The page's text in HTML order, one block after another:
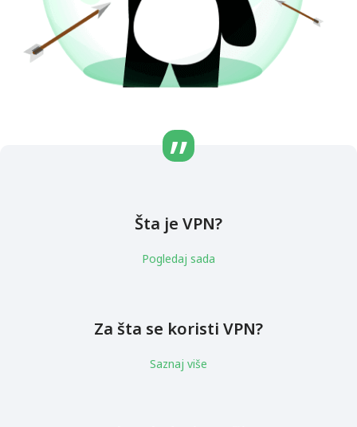
Šta je VPN?
Pogledaj sada
Za šta se koristi VPN?
Saznaj više